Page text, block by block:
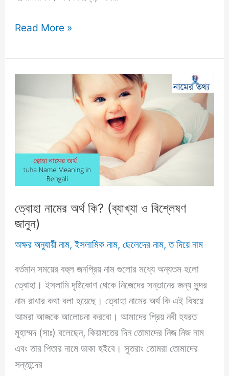
তালিব
অর্থ
কি?
ও
বিশ্লেষণ
জানুন!
Read More »
ত্বোহা নামের অর্থ কি? (ব্যাখ্যা ও বিশ্লেষণ
জানুন)
অক্ষর অনুযায়ী নাম,ইসলামিক নাম,ছেলেদের নাম,ত দিয়ে নাম
বর্তমান সময়ের বহুল জনপ্রিয় নাম গুলোর মধ্যে অন্যতম হলো
ত্বোহা। ইসলামি দৃষ্টিকোণ থেকে নিজেদের সন্তানের জন্য সুন্দর
নাম রাখার কথা বলা হয়েছে। ত্বোহা নামের অর্থ কি এই বিষয়ে
আমরা আজকে আলোচনা করবো। আমাদের প্রিয় নবী হযরত
মুহাম্মদ (সাঃ) বলেছেন, কিয়ামতের দিন তোমাদের নিজ নিজ নাম
এবং তার পিতার নামে ডাকা হইবে। সুতরাং তোমরা তোমাদের
সন্তান্দের